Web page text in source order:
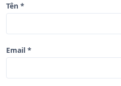
Tên *
Email *